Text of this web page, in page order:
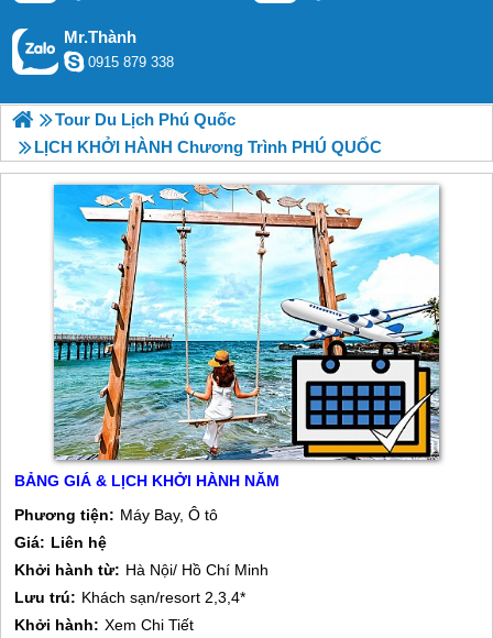
Mr.Thành
0915 879 338
Tour Du Lịch Phú Quốc
LỊCH KHỞI HÀNH Chương Trình PHÚ QUỐC
BẢNG GIÁ & LỊCH KHỞI HÀNH NĂM
Phương tiện: Máy Bay, Ô tô
Giá: Liên hệ
Khởi hành từ: Hà Nội/ Hồ Chí Minh
Lưu trú: Khách sạn/resort 2,3,4*
Khởi hành: Xem Chi Tiết